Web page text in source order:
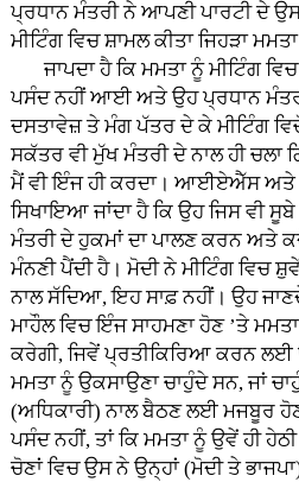
ਪ੍ਰਧਾਨ ਮੰਤਰੀ ਨੇ ਆਪਣੀ ਪਾਰਟੀ ਦੇ
ਮੀਟਿੰਗ ਵਿਚ ਸ਼ਾਮਲ ਕੀਤਾ ਜਿਹੜਾ
ਜਾਪਦਾ ਹੈ ਕਿ ਮਮਤਾ ਨੂੰ ਮੀਟਿੰਗ ਵਿਚ
ਪਸੰਦ ਨਹੀਂ ਆਈ ਅਤੇ ਉਹ ਪ੍ਰਧਾਨ
ਦਸਤਾਵੇਜ਼ ਤੇ ਮੰਗ ਪੱਤਰ ਦੇ ਕੇ ਮੀਟਿੰਗ
ਸਕੱਤਰ ਵੀ ਮੁੱਖ ਮੰਤਰੀ ਦੇ ਨਾਲ ਹੀ ਚਲਾ
ਮੈਂ ਵੀ ਇੰਜ ਹੀ ਕਰਦਾ। ਆਈਏਐੱਸ
ਸਿਖਾਇਆ ਜਾਂਦਾ ਹੈ ਕਿ ਉਹ ਜਿਸ ਵੀ
ਮੰਤਰੀ ਦੇ ਹੁਕਮਾਂ ਦਾ ਪਾਲਣ ਕਰਨ ਅਤੇ
ਮੰਨਣੀ ਪੈਂਦੀ ਹੈ। ਮੋਦੀ ਨੇ ਮੀਟਿੰਗ ਵਿਚ
ਨਾਲ ਸੱਦਿਆ, ਇਹ ਸਾਫ਼ ਨਹੀਂ। ਉਹ
ਮਾਹੌਲ ਵਿਚ ਇੰਜ ਸਾਹਮਣਾ ਹੋਣ ’ਤੇ
ਕਰੇਗੀ, ਜਿਵੇਂ ਪ੍ਰਤੀਕਿਰਿਆ ਕਰਨ ਲਈ
ਮਮਤਾ ਨੂੰ ਉਕਸਾਉਣਾ ਚਾਹੁੰਦੇ ਸਨ, ਜਾਂ
(ਅਧਿਕਾਰੀ) ਨਾਲ ਬੈਠਣ ਲਈ ਮਜਬੂਰ
ਪਸੰਦ ਨਹੀਂ, ਤਾਂ ਕਿ ਮਮਤਾ ਨੂੰ ਉਵੇਂ ਹੀ
ਚੋਣਾਂ ਵਿਚ ਉਸ ਨੇ ਉਨ੍ਹਾਂ (ਮੋਦੀ ਤੇ